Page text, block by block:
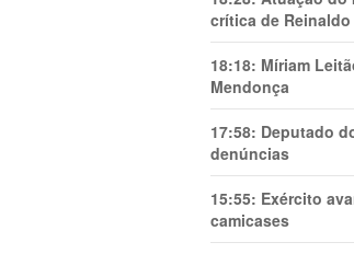
crítica de Reinaldo
18:18: Míriam
Mendonça
17:58: Deputado
denúncias
15:55: Exército
camicases